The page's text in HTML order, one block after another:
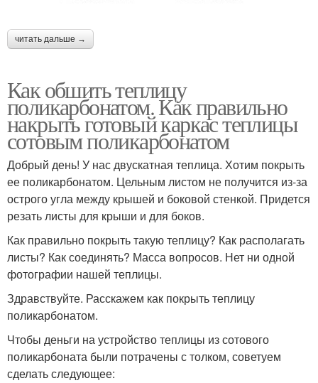
читать дальше →
Как обшить теплицу
поликарбонатом. Как правильно
накрыть готовый каркас теплицы
сотовым поликарбонатом
Добрый день! У нас двускатная теплица. Хотим покрыть
ее поликарбонатом. Цельным листом не получится из-за
острого угла между крышей и боковой стенкой. Придется
резать листы для крыши и для боков.
Как правильно покрыть такую теплицу? Как располагать
листы? Как соединять? Масса вопросов. Нет ни одной
фотографии нашей теплицы.
Здравствуйте. Расскажем как покрыть теплицу
поликарбонатом.
Чтобы деньги на устройство теплицы из сотового
поликарбоната были потрачены с толком, советуем
сделать следующее: